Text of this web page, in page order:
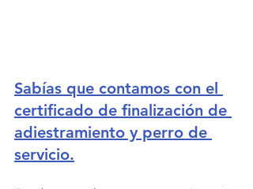
Sabías que contamos con el
certificado de finalización de
adiestramiento y perro de
servicio.